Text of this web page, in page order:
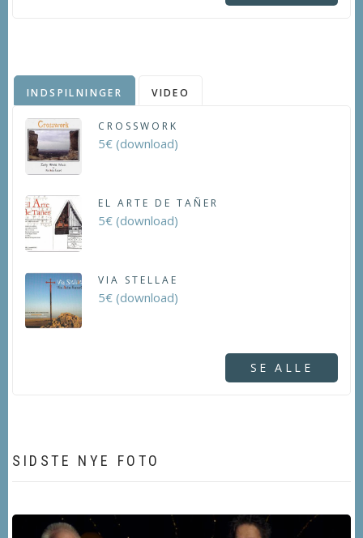
INDSPILNINGER VIDEO
CROSSWORK
5€ (download)
EL ARTE DE TAÑER
5€ (download)
VIA STELLAE
5€ (download)
SE ALLE
SIDSTE NYE FOTO